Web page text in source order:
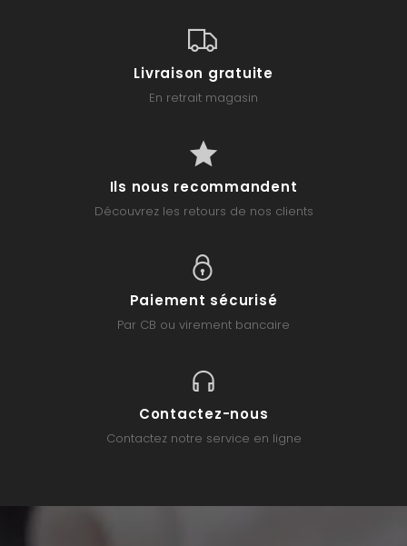
Livraison gratuite
En retrait magasin
Ils nous recommandent
Découvrez les retours de nos clients
Paiement sécurisé
Par CB ou virement bancaire
Contactez-nous
Contactez notre service en ligne